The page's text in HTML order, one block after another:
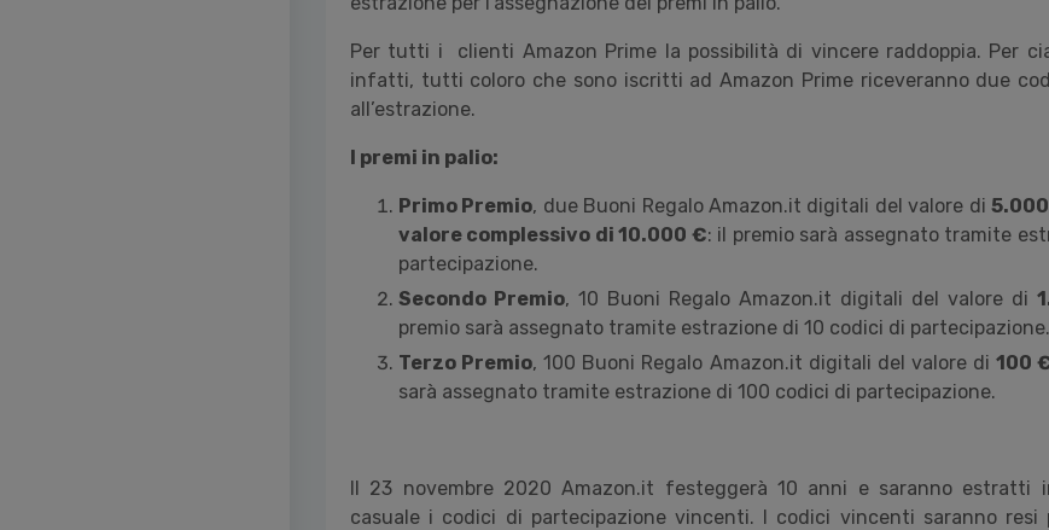
Per tutti i clienti Amazon Prime la possibilità di vincere raddoppia. Per
infatti, tutti coloro che sono iscritti ad Amazon Prime riceveranno due
all’estrazione.
I premi in palio:
Primo Premio, due Buoni Regalo Amazon.it digitali del valore di
valore complessivo di 10.000 €: il premio sarà assegnato tramite
partecipazione.
Secondo Premio, 10 Buoni Regalo Amazon.it digitali del valore di
premio sarà assegnato tramite estrazione di 10 codici di partecipazione.
Terzo Premio, 100 Buoni Regalo Amazon.it digitali del valore di100
sarà assegnato tramite estrazione di 100 codici di partecipazione.
Il 23 novembre 2020 Amazon.it festeggerà 10 anni e saranno estratti
casuale i codici di partecipazione vincenti. I codici vincenti sarannoresi